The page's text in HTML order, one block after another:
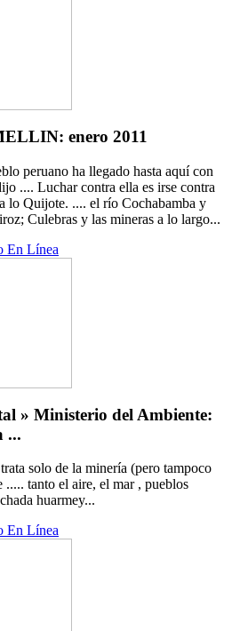
enero 2011
peruano ha llegado hasta aquí con
.... Luchar contra ella es irse contra
lo Quijote. .... el río Cochabamba y
Culebras y las mineras a lo largo...
En Línea
» Ministerio del Ambiente:
...
solo de la minería (pero tampoco
..... tanto el aire, el mar , pueblos
huarmey...
En Línea